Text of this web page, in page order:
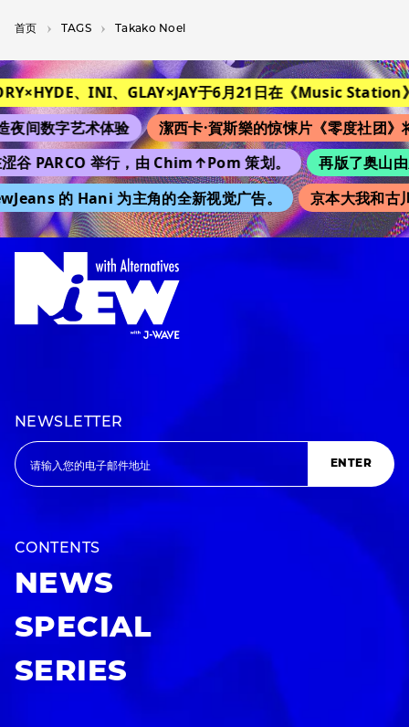
首页 T­A­G­S Takako Noel
、INI、GLAY×JAY于6月21日在《Music Station》
间数字艺术体验
潔西卡·賀斯樂的惊悚片《零度社团》
PARCO 举行，由 Chim↑Pom 策划。
再版了奥山
的 Hani 为主角的全新视觉广告。
京本大我和古
NEWSLETTER
ENTER
CONTENTS
NEWS
SPECIAL
SERIES